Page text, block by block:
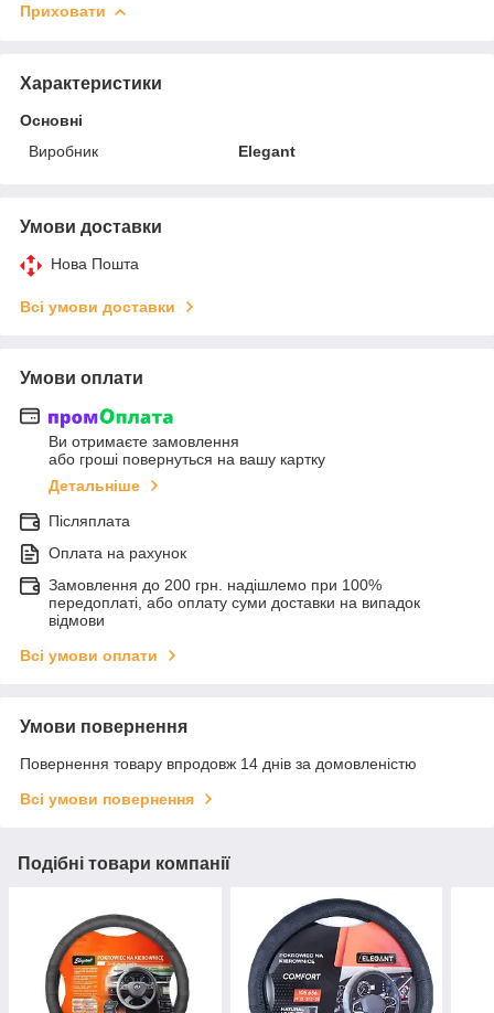
Приховати
Характеристики
Основні
Виробник
Elegant
Умови доставки
Нова Пошта
Всі умови доставки
Умови оплати
Ви отримаєте замовлення
або гроші повернуться на вашу картку
Детальніше
Післяплата
Оплата на рахунок
Замовлення до 200 грн. надішлемо при 100%
передоплаті, або оплату суми доставки на випадок
відмови
Всі умови оплати
Умови повернення
Повернення товару впродовж 14 днів за домовленістю
Всі умови повернення
Подібні товари компанії